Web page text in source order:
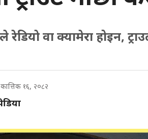
रेडियाे वा क्यामेरा होइन,
१६, २०८२